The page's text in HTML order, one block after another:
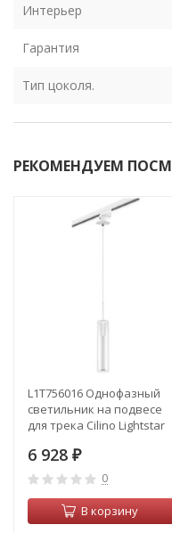
Интерьер
Гарантия
Тип цоколя.
РЕКОМЕНДУЕМ
L1T756016 Однофазный
светильник на подвесе
для трека Cilino Lightstar
756016+592006)
6 928 ₽
0
В корзину